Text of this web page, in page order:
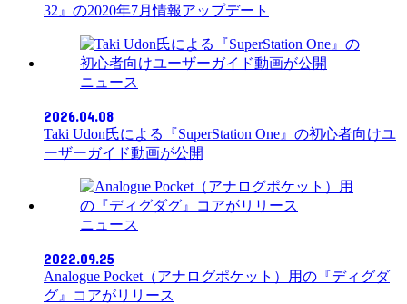
32』の2020年7月情報アップデート
ニュース
2026.04.08
Taki Udon氏による『SuperStation One』の初心者向けユ
ーザーガイド動画が公開
ニュース
2022.09.25
Analogue Pocket（アナログポケット）用の『ディグダ
グ』コアがリリース